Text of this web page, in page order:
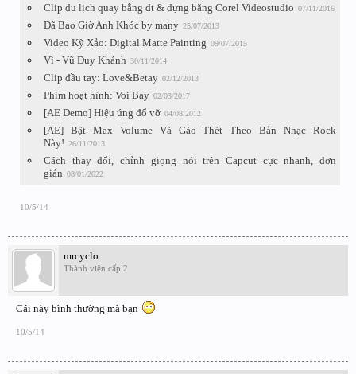
Clip du lịch quay bằng dt & dựng bằng Corel Videostudio 07/11/2016
Đã Bao Giờ Anh Khóc by many 25/07/2013
Video Kỹ Xảo: Digital Matte Painting 09/07/2015
Vì - Vũ Duy Khánh 30/11/2014
Clip đầu tay: Love&Betay 02/12/2013
Phim hoạt hình: Voi Bay 02/03/2017
[AE Demo] Hiệu ứng đổ vỡ 04/08/2012
[AE] Bật Max Volume Và Gào Thét Theo Bản Nhạc Rock
Này! 26/11/2013
Cách thay đổi, chỉnh giọng nói trên Capcut cực nhanh, đơn
giản 08/01/2022
10/5/14
mrcyclo
Thành viên cấp 2
Cái này bình thường mà bạn
10/5/14